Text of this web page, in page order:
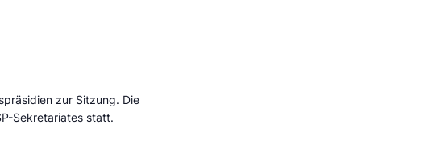
zur Sitzung. Die
Sekretariates statt.